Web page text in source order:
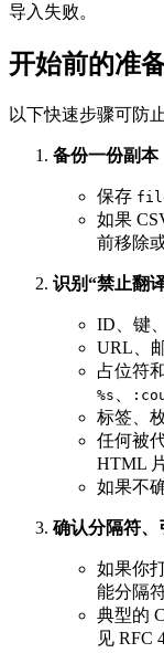
导入失败。
开始前的准
以下快速步骤可防
备份一份副本
保存
如果
前移除
识别“禁止翻
ID、键
URL、
占位符
%s
标签、
任何被
HTML
如果不
确认分隔符、
如果你
能分隔
典型的
见 RFC